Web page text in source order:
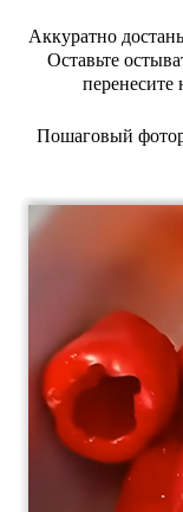
Аккуратно
Оставьте
перенесите
Пошаговый